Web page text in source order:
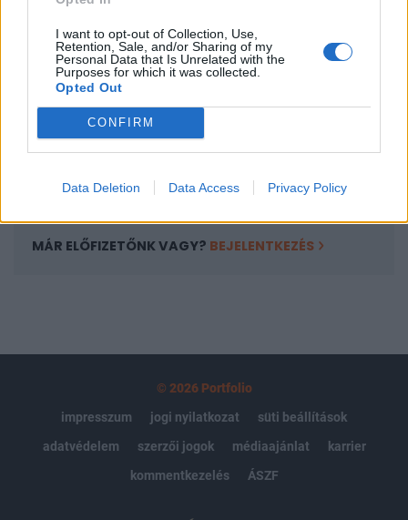
I want to opt-out of Collection, Use,
Retention, Sale, and/or Sharing of my
Personal Data that Is Unrelated with the
Purposes for which it was collected.
Opted Out
CONFIRM
Data Deletion Data Access Privacy Policy
tartozik, melynek olvasása előfizetéses
regisztrációhoz kötött.
Az előfizetés a következőket tartalmazza:
Portfolio.hu teljes cikkarchívum
Kötéslisták: BÉT elmúlt 2 év napon belüli
MÁR ELŐFIZETŐNK VAGY? BEJELENTKEZÉS
© 2026 Portfolio
impresszum
jogi nyilatkozat
süti beállítások
adatvédelem
szerzői jogok médiaajánlat
karrier
kommentkezelés
ÁSZF